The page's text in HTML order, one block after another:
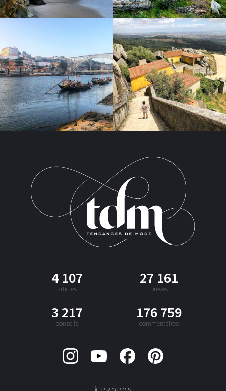
4 107
articles
27 161
brèves
3 217
conseils
176 759
commentaires